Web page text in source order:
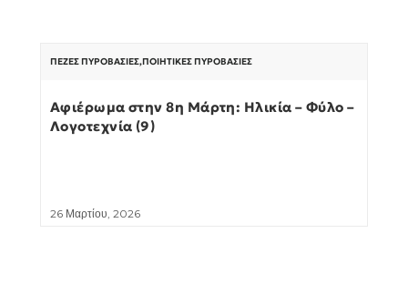
ΠΕΖΈΣ ΠΥΡΟΒΑΣΊΕΣ,ΠΟΙΗΤΙΚΈΣ ΠΥΡΟΒΑΣΊΕΣ
Αφιέρωμα στην 8η Μάρτη: Ηλικία – Φύλο –
Λογοτεχνία (9)
26 Μαρτίου, 2026